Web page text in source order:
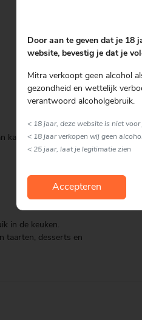
karamel en vanille.
in de keuken.
taarten, desserts en
Door aan te geven dat je 18
website, bevestig je dat je
Mitra verkoopt geen alcohol
gezondheid en wettelijk
verantwoord alcoholgebruik.
< 18 jaar, deze website is niet
< 18 jaar verkopen wij geen
< 25 jaar, laat je legitimatie zien
Accepteren